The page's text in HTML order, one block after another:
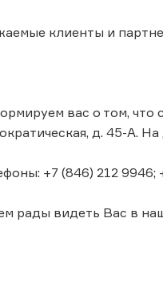
клиенты и
вас о том, что
д. 45-А.
+7 (846) 212 9946;
рады видеть Вас в